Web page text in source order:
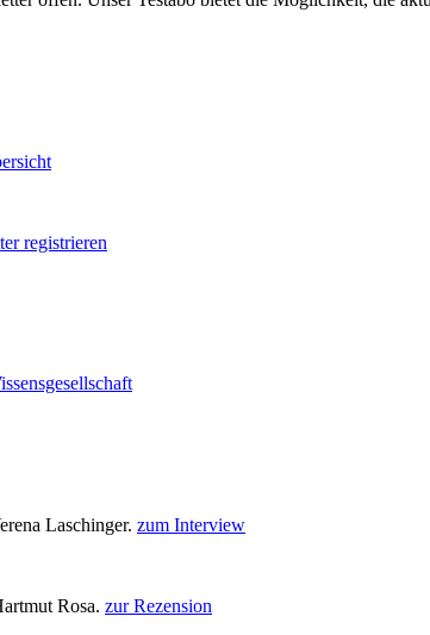
registrieren
Laschinger. zum Interview
Rosa. zur Rezension